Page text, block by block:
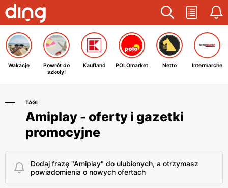
Wakacje
Powrót do
szkoły!
Kaufland POLOmarket Netto Intermarche
TAGI
Amiplay - oferty i gazetki
promocyjne
Dodaj frazę "Amiplay" do ulubionych, a otrzymasz
powiadomienia o nowych ofertach